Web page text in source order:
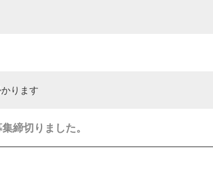
ります
締切りました。